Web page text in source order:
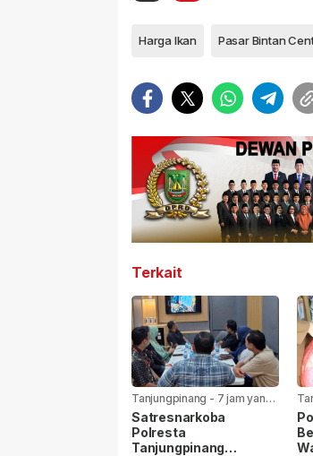
Harga Ikan Pasar Bintan
Terkait
Tanjungpinang - 7 jam yang
lalu
Satresnarkoba
Polresta
Tanjungpinang
lalu